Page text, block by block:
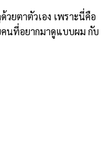
ยตาตัวเอง เพราะนี่คือ
คนที่อยากมาดูแบบผม กับ